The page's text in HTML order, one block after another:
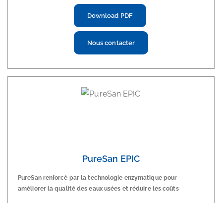
Download PDF
Nous contacter
PureSan EPIC
PureSan renforcé par la technologie enzymatique pour
améliorer la qualité des eaux usées et réduire les coûts